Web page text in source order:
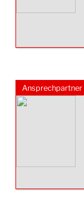
Ansprechpartner